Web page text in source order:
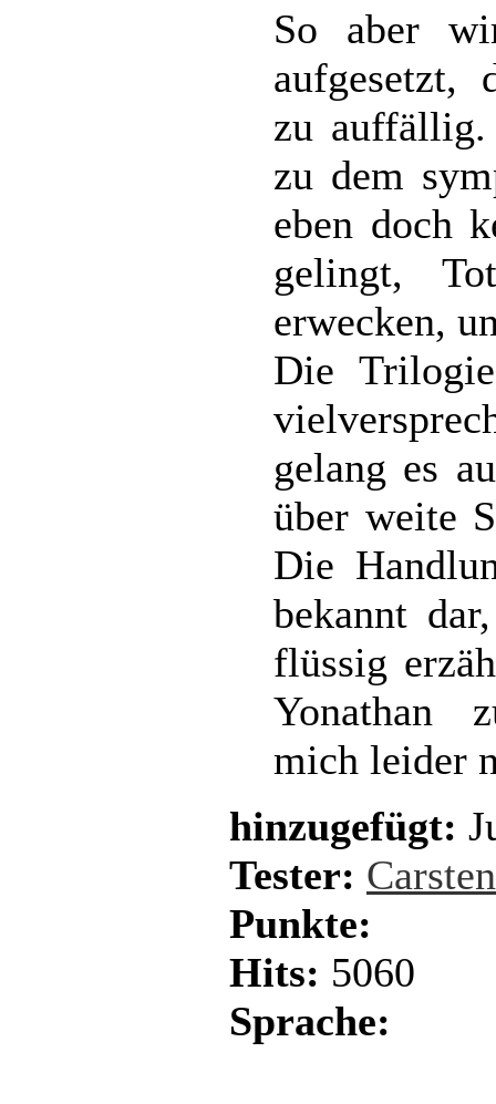
So aber
aufgesetzt,
zu
zu dem
eben doch
gelingt,
erwecken,
Die
gelang es
über weite
Die
bekannt
flüssig
Yonathan
mich leider
hinzugefügt:
Tester:
Punkte:
Hits: 5060
Sprache: